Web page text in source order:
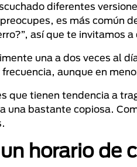
diferentes
es más común
así que te invitamos
una a dos veces al
aunque en
que tienen tendencia a
una bastante copiosa.
horario de